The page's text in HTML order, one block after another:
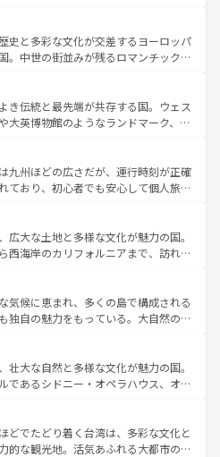
風土や気候が異なるスペインはその個
性で訪れる人を魅了する。 なお、新着のスペイン情報は コ
してほしい。
まっている。華麗な宮殿、歴史的な大
、そして豊かな自然が、訪れる者を心
、フランスは美食の国としても知ら
発祥地であるランス、プロヴァンスの
畑など、多彩な楽しみ方が可能だ。さ
域にも魅力が溢れており、どの街角に
とそれぞれで全く異なる文化を体験で
う。 なお、新着のフランス情報はコンテンツ一覧
史と多彩な文化が交差するヨーロッパ
。中世の街並みが残るロマンチック街
どこを歩いても飽きることがない。ベ
、バイエルン州のアルプスの絶景、そ
ワイン畑といった風景は必見。ビール
体験してほしい。 なお、新着の
ンツ一覧を参照してほしい。
き伝統と最先端が共存する国。ウェス
大英博物館のようなランドマーク、歴
力がある。また、優雅なアフタヌーン
にはたまらない英国パブ、サッカー観
こそできる体験も豊富。イギリスを旅
ほしい。
九州ほどの広さだが、運行時刻が正確
ており、初心者でも安心して個人旅行
る町や、スイスならではのユニークな
プス観光だけでなく町歩きも満喫する
の所得が高いため物価も高いが、旅行
を楽しむこともできる。 なお、新
コンテンツ一覧 を参照してほしい。
広大な土地と多様な文化が魅力の国。
西海岸のカリフォルニアまで、訪れる
、観光、ショッピング、エンターテイ
刺激的なスポットだ。一方、アメリカ
がり、グランドキャニオンやイエロー
ズでは、音楽と美食が融合した独特の
はアメリカの各地域で異なる魅力を楽
様性と豊かな歴史を感じることができ
。 なお、新着のアメリカ
覧を参照してほしい。
気候に恵まれ、多くの島で構成される
独自の魅力をもっている。大自然の神
。また、定番の観光地といえばオアフ
を求めるならマウイ島やカウアイ島が
ドグリーンに輝く海をはじめ、豊かな
で訪れる人々を迎えてくれるハワイの
カルフードやハワイアンミュージッ
ンスなど、すべてがハワイの魅力を彩
壮大な自然と多様な文化が魅力の国。
であるシドニー・オペラハウス、オー
央部にそびえるウルル（エアーズロッ
美しい原生林やケアンズの熱帯雨林な
さん。また、カフェやワイン、オージ
どでたどり着く台湾は、多彩な文化と
的な観光地。活気あふれる大都市の台